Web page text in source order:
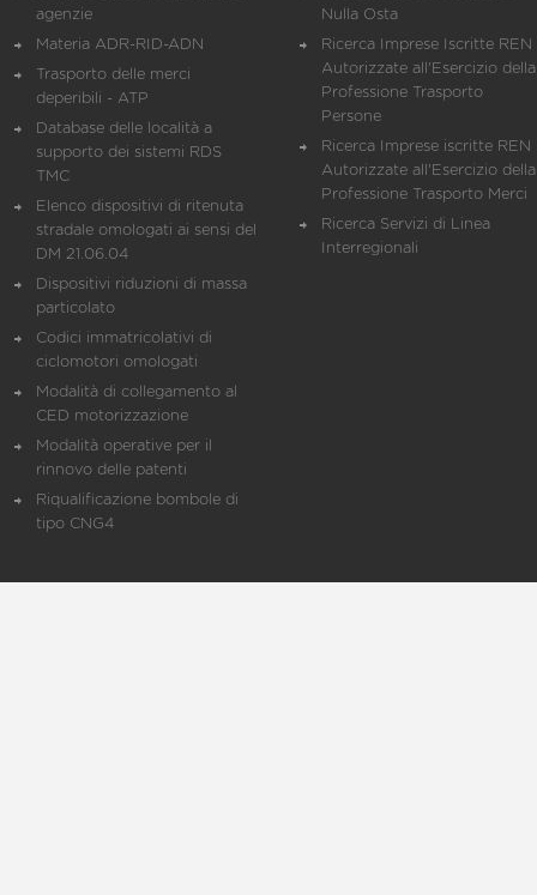
agenzie
Materia ADR-RID-ADN
Trasporto delle merci
deperibili - ATP
Database delle località a
supporto dei sistemi RDS
TMC
Elenco dispositivi di ritenuta
stradale omologati ai sensi del
DM 21.06.04
Dispositivi riduzioni di massa
particolato
Codici immatricolativi di
ciclomotori omologati
Modalità di collegamento al
CED motorizzazione
Modalità operative per il
rinnovo delle patenti
Riqualificazione bombole di
tipo CNG4
Nulla Osta
Ricerca Imprese Iscritte REN
Autorizzate all'Esercizio della
Professione Trasporto
Persone
Ricerca Imprese iscritte REN
Autorizzate all'Esercizio della
Professione Trasporto Merci
Ricerca Servizi di Linea
Interregionali